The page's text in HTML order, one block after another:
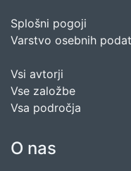
Splošni pogoji
Varstvo osebnih
Vsi avtorji
Vse založbe
Vsa področja
O nas